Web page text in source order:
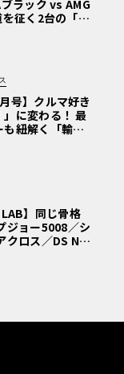
ラック vs AMG
征く2台の「対
号】クルマ好き
に変わる！ 最
紐解く「輸入
LAB】同じ骨格
ジョー5008／シ
クロス／DS Nº4
ート